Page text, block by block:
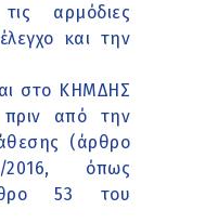
αρμόδιες
και την
στο ΚΗΜΔΗΣ
πριν από την
(άρθρο
όπως
53 του